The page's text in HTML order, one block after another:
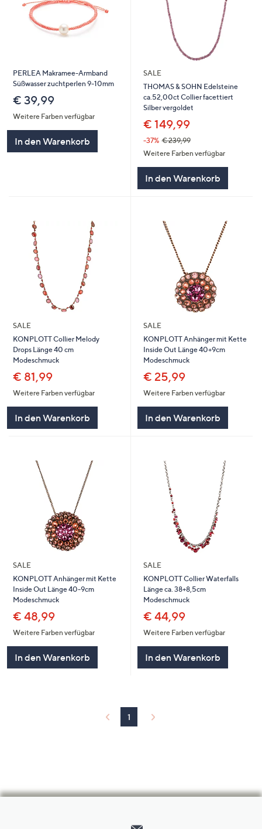
PERLEA Makramee-Armband
Süßwasser zuchtperlen 9-10mm
€ 39,99
Weitere Farben verfügbar
In den Warenkorb
SALE
THOMAS & SOHN Edelsteine
ca.52,00ct Collier facettiert
Silber vergoldet
€ 149,99
-37% € 239,99
Weitere Farben verfügbar
In den Warenkorb
SALE
KONPLOTT Collier Melody
Drops Länge 40 cm
Modeschmuck
€ 81,99
Weitere Farben verfügbar
In den Warenkorb
SALE
KONPLOTT Anhänger mit Kette
Inside Out Länge 40+9cm
Modeschmuck
€ 25,99
Weitere Farben verfügbar
In den Warenkorb
SALE
KONPLOTT Anhänger mit Kette
Inside Out Länge 40-9cm
Modeschmuck
€ 48,99
Weitere Farben verfügbar
In den Warenkorb
SALE
KONPLOTT Collier Waterfalls
Länge ca. 38+8,5cm
Modeschmuck
€ 44,99
Weitere Farben verfügbar
In den Warenkorb
1